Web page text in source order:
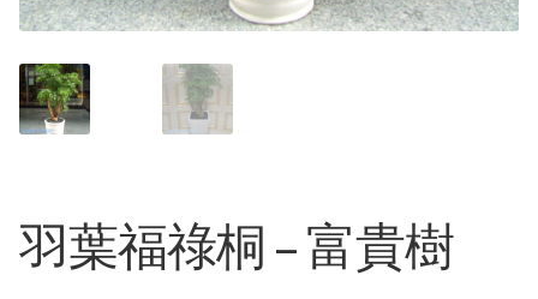
精緻花束
桌花/盆花/瓶花
蘭花盆栽
禮物|禮籃
羽葉福祿桐 – 富貴樹